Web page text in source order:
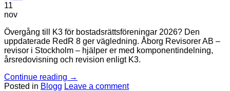
11
nov
Övergång till K3 för bostadsrättsföreningar 2026? Den
uppdaterade RedR 8 ger vägledning. Åborg Revisorer AB –
revisor i Stockholm – hjälper er med komponentindelning,
årsredovisning och revision enligt K3.
Continue reading →
Posted in Blogg Leave a comment